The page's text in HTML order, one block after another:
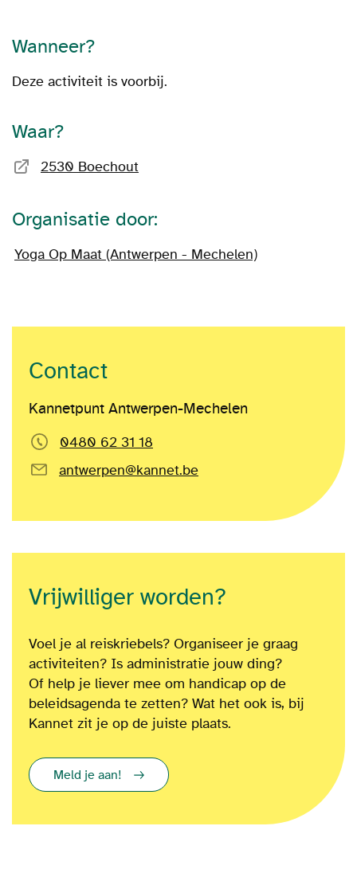
Wanneer?
Deze activiteit is voorbij.
Waar?
2530 Boechout
Organisatie door:
Yoga Op Maat (Antwerpen - Mechelen)
Contact
Kannetpunt Antwerpen-Mechelen
0480 62 31 18
antwerpen@kannet.be
Vrijwilliger worden?
Voel je al reiskriebels? Organiseer je graag
activiteiten? Is administratie jouw ding?
Of help je liever mee om handicap op de
beleidsagenda te zetten? Wat het ook is, bij
Kannet zit je op de juiste plaats.
Meld je aan!